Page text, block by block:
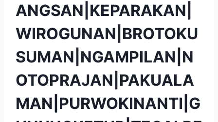
ANGSAN|KEPARAKAN|
WIROGUNAN|BROTOKU
SUMAN|NGAMPILAN|N
OTOPRAJAN|PAKUALA
MAN|PURWOKINANTI|G